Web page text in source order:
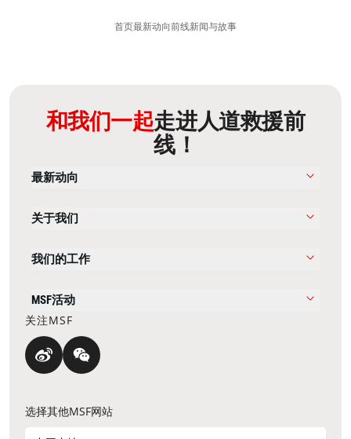
首页最新动向前线新闻与故事
和我们一起走进人道救援前
线！
最新动向
关于我们
我们的工作
MSF活动
关注MSF
选择其他MSF网站